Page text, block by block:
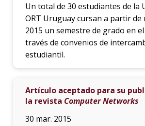
Un total de 30 estudiantes de la
ORT Uruguay cursan a partir de
2015 un semestre de grado en
través de convenios de
estudiantil.
Artículo aceptado para su
la revista Computer Networks
30 mar. 2015